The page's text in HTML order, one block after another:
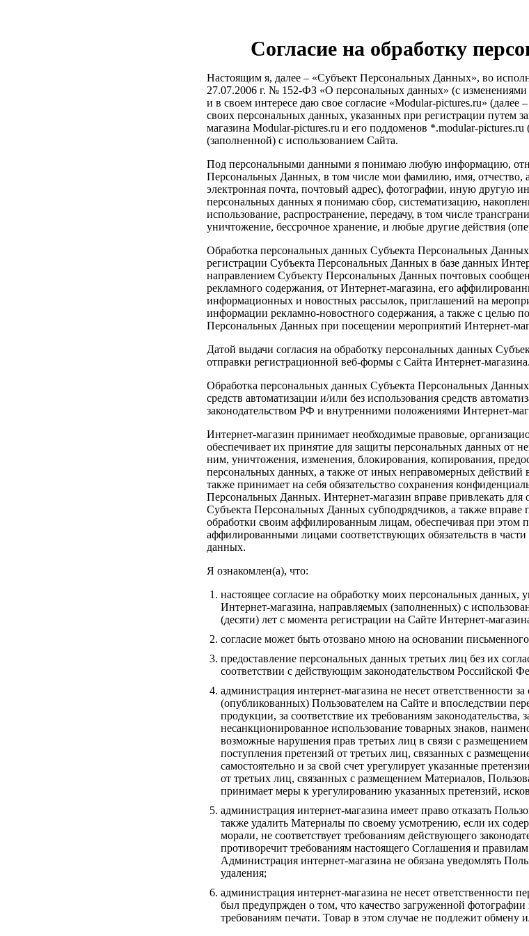
Согласие на обработку
Настоящим я, далее – «Субъект Персональных Данных», во
27.07.2006 г. № 152-ФЗ «О персональных данных» (с
и в своем интересе даю свое согласие «Modular-pictures.ru» (далее
своих персональных данных, указанных при регистрации путем
магазина Modular-pictures.ru и его поддоменов *.modular-pictures.ru
(заполненной) с использованием Сайта.
Под персональными данными я понимаю любую информацию,
Персональных Данных, в том числе мои фамилию, имя, отчество,
электронная почта, почтовый адрес), фотографии, иную другую
персональных данных я понимаю сбор, систематизацию,
использование, распространение, передачу, в том числе
уничтожение, бессрочное хранение, и любые другие действия
Обработка персональных данных Субъекта Персональных Данных
регистрации Субъекта Персональных Данных в базе данных
направлением Субъекту Персональных Данных почтовых
рекламного содержания, от Интернет-магазина, его
информационных и новостных рассылок, приглашений на
информации рекламно-новостного содержания, а также с целью
Персональных Данных при посещении мероприятий Интернет-
Датой выдачи согласия на обработку персональных данных
отправки регистрационной веб-формы с Сайта Интернет-магазина.
Обработка персональных данных Субъекта Персональных
средств автоматизации и/или без использования средств
законодательством РФ и внутренними положениями Интернет-
Интернет-магазин принимает необходимые правовые,
обеспечивает их принятие для защиты персональных данных от
ним, уничтожения, изменения, блокирования, копирования,
персональных данных, а также от иных неправомерных
также принимает на себя обязательство сохранения
Персональных Данных. Интернет-магазин вправе привлекать для
Субъекта Персональных Данных субподрядчиков, а также вправе
обработки своим аффилированным лицам, обеспечивая при этом
аффилированными лицами соответствующих обязательств в
данных.
Я ознакомлен(а), что:
настоящее согласие на обработку моих персональных данных,
Интернет-магазина, направляемых (заполненных) с
(десяти) лет с момента регистрации на Cайте Интернет-
согласие может быть отозвано мною на основании
предоставление персональных данных третьих лиц без их
соответствии с действующим законодательством Российской
администрация интернет-магазина не несет ответственности
(опубликованных) Пользователем на Сайте и впоследствии
продукции, за соответствие их требованиям
несанкционированное использование товарных знаков,
возможные нарушения прав третьих лиц в связи с
поступления претензий от третьих лиц, связанных с
самостоятельно и за свой счет урегулирует указанные
от третьих лиц, связанных с размещением Материалов,
принимает меры к урегулированию указанных претензий,
администрация интернет-магазина имеет право отказать
также удалить Материалы по своему усмотрению, если их
морали, не соответствует требованиям действующего
противоречит требованиям настоящего Соглашения и
Администрация интернет-магазина не обязана уведомлять
удаления;
администрация интернет-магазина не несет ответственности
был предупржден о том, что качество загруженной фотографии
требованиям печати. Товар в этом случае не подлежит обмену